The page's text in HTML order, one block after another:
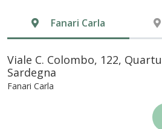
Fanari Carla
Viale C. Colombo, 122,
Sardegna
Fanari Carla